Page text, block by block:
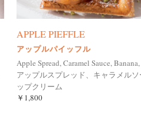
APPLE PIEFFLE
アップルパイッフル
Apple Spread, Caramel Sauce,
アップルスプレッド、キャラメル
ップクリーム
￥1,800